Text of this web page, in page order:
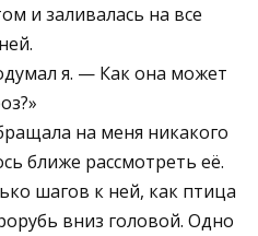
и заливалась на все
я. — Как она может
на меня никакого
ближе рассмотреть её.
шагов к ней, как птица
вниз головой. Одно